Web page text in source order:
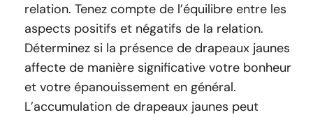
relation. Tenez compte de l’équilibre entre les
aspects positifs et négatifs de la relation.
Déterminez si la présence de drapeaux jaunes
affecte de manière significative votre bonheur
et votre épanouissement en général.
L’accumulation de drapeaux jaunes peut